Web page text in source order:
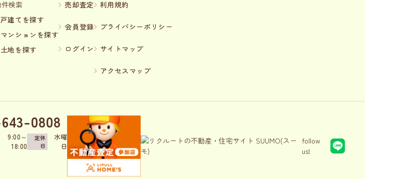
検索
戸建てを探す
マンションを探す
土地を探す
売却査定
会員登録
ログイン
利用規約
プライバシーポリシー
サイトマップ
アクセスマップ
0808
9:00～
18:00
定休
日
水曜
日
follow
us!